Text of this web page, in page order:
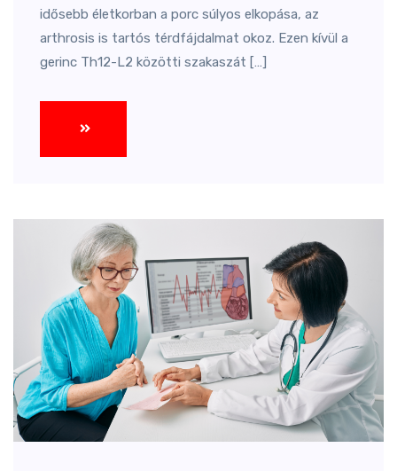
idősebb életkorban a porc súlyos elkopása, az
arthrosis is tartós térdfájdalmat okoz. Ezen kívül a
gerinc Th12-L2 közötti szakaszát […]